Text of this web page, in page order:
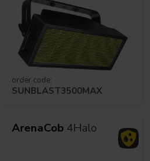
order code:
SUNBLAST3500MAX
ArenaCob 4Halo